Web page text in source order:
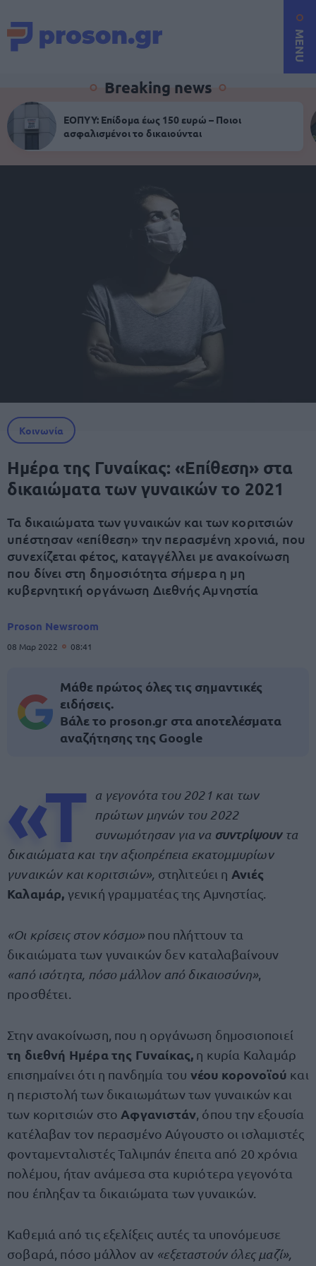
MENU
Breaking news
ΕΟΠΥΥ: Επίδομα έως 150 ευρώ – Ποιοι
ασφαλισμένοι το δικαιούνται
Κοινωνία
Ημέρα της Γυναίκας: «Επίθεση» στα
δικαιώματα των γυναικών το 2021
Τα δικαιώματα των γυναικών και των κοριτσιών
υπέστησαν «επίθεση» την περασμένη χρονιά, που
συνεχίζεται φέτος, καταγγέλλει με ανακοίνωση
που δίνει στη δημοσιότητα σήμερα η μη
κυβερνητική οργάνωση Διεθνής Αμνηστία
Proson Newsroom
08 Μαρ 2022 08:41
Μάθε πρώτος όλες τις σημαντικές
ειδήσεις.
Βάλε το proson.gr στα αποτελέσματα
αναζήτησης της Google
«Τ
α γεγονότα του 2021 και των
πρώτων μηνών του 2022
συνωμότησαν για να συντρίψουν τα
δικαιώματα και την αξιοπρέπεια εκατομμυρίων
γυναικών και κοριτσιών», στηλιτεύει η Ανιές
Καλαμάρ, γενική γραμματέας της Αμνηστίας.
«Οι κρίσεις στον κόσμο»που πλήττουν τα
δικαιώματα των γυναικών δεν καταλαβαίνουν
«από ισότητα, πόσο μάλλον από δικαιοσύνη»,
προσθέτει.
Στην ανακοίνωση, που η οργάνωση δημοσιοποιεί
τη διεθνή Ημέρα της Γυναίκας, η κυρία Καλαμάρ
επισημαίνει ότι η πανδημία του νέου κορονοϊού και
η περιστολή των δικαιωμάτων των γυναικών και
των κοριτσιών στο Αφγανιστάν , όπου την εξουσία
κατέλαβαν τον περασμένο Αύγουστο οι ισλαμιστές
φονταμενταλιστές Ταλιμπάν έπειτα από 20 χρόνια
πολέμου, ήταν ανάμεσα στα κυριότερα γεγονότα
που έπληξαν τα δικαιώματα των γυναικών.
Καθεμιά από τις εξελίξεις αυτές τα υπονόμευσε
σοβαρά, πόσο μάλλον αν «εξεταστούν όλες μαζί»,